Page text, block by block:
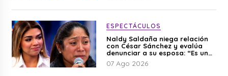
ESPECTÁCULOS
Naldy Saldaña niega relación
con César Sánchez y evalúa
denunciar a su esposa: “Es una
difamación”
07 Ago 2026